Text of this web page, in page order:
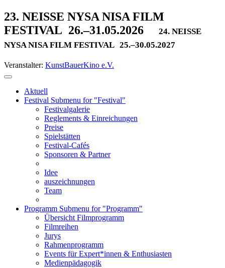
23. NEISSE NYSA NISA FILM
FESTIVAL 26.–31.05.2026
24. NEISSE
NYSA NISA FILM FESTIVAL 25.–30.05.2027
Veranstalter: KunstBauerKino e.V.
Aktuell
Festival Submenu for "Festival"
Festivalgalerie
Reglements & Einreichungen
Preise
Spielstätten
Festival-Cafés
Sponsoren & Partner
Idee
auszeichnungen
Team
Programm Submenu for "Programm"
Übersicht Filmprogramm
Filmreihen
Jurys
Rahmenprogramm
Events für Expert*innen & Enthusiasten
Medienpädagogik